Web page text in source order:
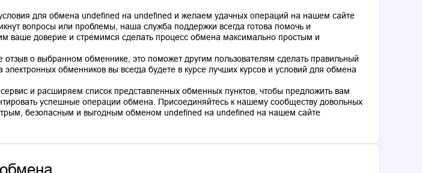
для обмена undefined на undefined и желаем удачных операций на нашем сайте
вопросы или проблемы, наша служба поддержки всегда готова помочь и
ваше доверие и стремимся сделать процесс обмена максимально простым и
отзыв о выбранном обменнике, это поможет другим пользователям сделать правильный
обменников вы всегда будете в курсе лучших курсов и условий для обмена
и расширяем список представленных обменных пунктов, чтобы предложить вам
успешные операции обмена. Присоединяйтесь к нашему сообществу довольных
безопасным и выгодным обменом undefined на undefined на нашем сайте